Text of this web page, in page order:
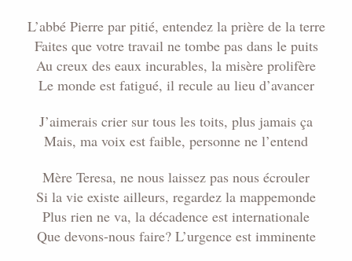
L’abbé Pierre par pitié, entendez la prière de la terre
Faites que votre travail ne tombe pas dans le puits
Au creux des eaux incurables, la misère prolifère
Le monde est fatigué, il recule au lieu d’avancer
J’aimerais crier sur tous les toits, plus jamais ça
Mais, ma voix est faible, personne ne l’entend
Mère Teresa, ne nous laissez pas nous écrouler
Si la vie existe ailleurs, regardez la mappemonde
Plus rien ne va, la décadence est internationale
Que devons-nous faire? L’urgence est imminente